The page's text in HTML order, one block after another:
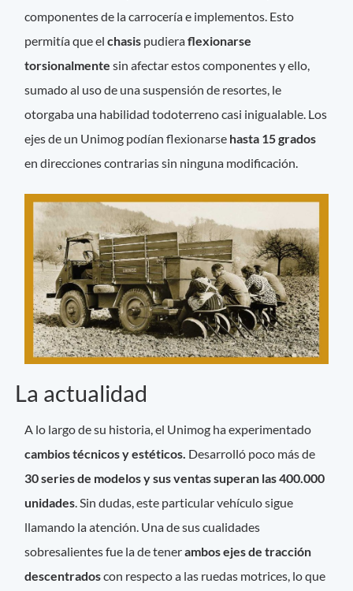
componentes de la carrocería e implementos. Esto
permitía que elchasis pudieraflexionarse
torsionalmentesin afectar estos componentes y ello,
sumado al uso de una suspensión de resortes, le
otorgaba una habilidad todoterreno casi inigualable. Los
ejes de un Unimog podían flexionarse hasta 15 grados
en direcciones contrarias sin ninguna modificación.
La actualidad
A lo largo de su historia, el Unimog ha experimentado
cambios técnicos y estéticos. Desarrolló poco más de
30 series de modelos y sus ventas superan las 400.000
unidades . Sin dudas, este particular vehículo sigue
llamando la atención. Una de sus cualidades
sobresalientes fue la de tenerambos ejes de tracción
descentradoscon respecto a las ruedas motrices, lo que